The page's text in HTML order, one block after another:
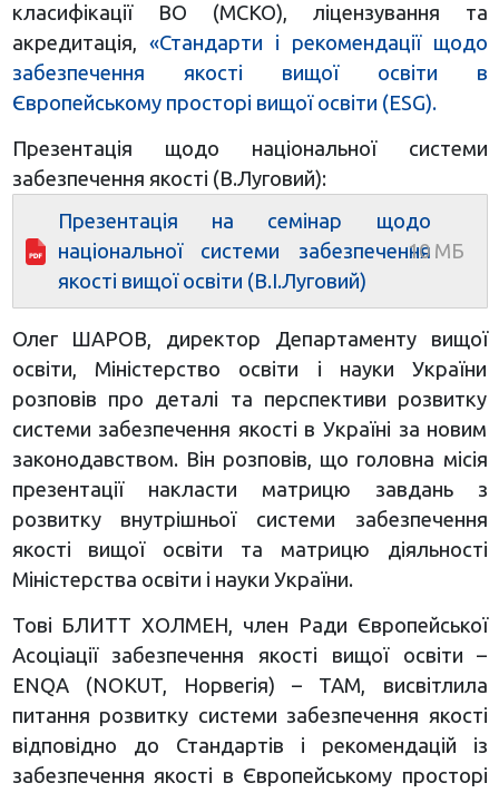
класифікації ВО (МСКО), ліцензування та
акредитація, «Стандарти і рекомендації щодо
забезпечення якості вищої освіти в
Європейському просторі вищої освіти (ESG).
Презентація щодо національної системи
забезпечення якості (В.Луговий):
Презентація на семінар щодо
національної системи забезпечення
якості вищої освіти (В.І.Луговий)
Олег ШАРОВ, директор Департаменту вищої
освіти, Міністерство освіти і науки України
розповів про деталі та перспективи розвитку
системи забезпечення якості в Україні за новим
законодавством. Він розповів, що головна місія
презентації накласти матрицю завдань з
розвитку внутрішньої системи забезпечення
якості вищої освіти та матрицю діяльності
Міністерства освіти і науки України.
Тові БЛИТТ ХОЛМЕН, член Ради Європейської
Асоціації забезпечення якості вищої освіти –
ENQA (NOKUT, Норвегія) – TAM, висвітлила
питання розвитку системи забезпечення якості
відповідно до Стандартів і рекомендацій із
забезпечення якості в Європейському просторі